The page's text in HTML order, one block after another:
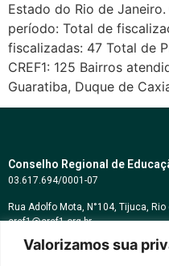
Valorizamos sua
Estado do Rio de
período: Total de
fiscalizadas: 47 Total de
CREF1: 125 Bairros
Guaratiba, Duque de
Conselho Regional de
03.617.694/0001-07
Rua Adolfo Mota, N°104, Tijuca,
cref1@cref1.org.br
Assessoria de comunicação: